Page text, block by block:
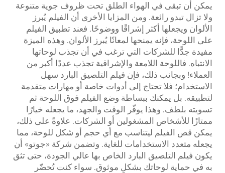
يمكن أن تبقى في الهواء الطلق تحت ظروف جوية متنوعة
ولا تزال تبدو رائعة. ومن المزايا الأخرى أن الفيلم يُبرز
الألوان ويجعلها أكثر إشراقًا ووضوحًا. فعند تطبيق الفيلم
على اللوحة، فإنه يمنحها لمعانًا يُبرز الألوان. وهذه الميزة
مفيدة جدًّا للشركات التي ترغب في أن تجذب لوحاتها
الانتباه. فاللوحة اللامعة والإشراقية تجذب عددًا أكبر من
العملاء! وبجانب ذلك، فإن فيلم التلصيق البارد سهل
الاستخدام؛ فلا تحتاج إلى أدوات خاصة أو مهارات متقدمة
لتطبيقه. بل يمكنك ببساطة وضع الفيلم فوق اللوحة ثم
تسويته بلطف. وهذا يوفّر الوقت والجهد، ما يجعله خيارًا
ممتازًا للأشخاص المشغولين أو الشركات. علاوةً على ذلك،
يمكن قص الفيلم ليتناسب مع أي حجم أو شكل للوحة، مما
يجعله متعدد الاستخدامات للغاية. وتضمن شركة «جوتو» أن
يكون فيلم التلصيق البارد الخاص بها عالي الجودة، حتى تثق
به في حماية لوحاتك بشكلٍ موثوق. سواء كنت تُحضّر